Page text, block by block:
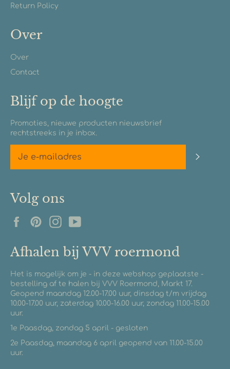
Return Policy
Over
Over
Contact
Blijf op de hoogte
Promoties, nieuwe producten nieuwsbrief
rechtstreeks in je inbox.
Volg ons
FacebookPinterestInstagram
Afhalen bij VVV roermond
Het is mogelijk om je - in deze webshop geplaatste -
bestelling af te halen bij VVV Roermond, Markt 17.
Geopend maandag 12.00-17.00 uur, dinsdag t/m vrijdag
10.00-17.00 uur, zaterdag 10.00-16.00 uur, zondag 11.00-15.00
uur.
1e Paasdag, zondag 5 april - gesloten
2e Paasdag, maandag 6 april geopend van 11.00-15.00
uur.